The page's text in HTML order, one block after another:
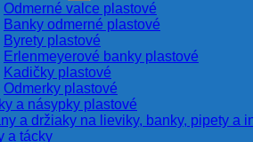
Odmerné valce plastové
Banky odmerné plastové
Byrety plastové
Erlenmeyerové banky plastové
Kadičky plastové
Odmerky plastové
a násypky plastové
a držiaky na lieviky, banky, pipety a
a tácky